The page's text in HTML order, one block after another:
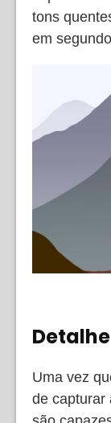
tons
em
Detalhe
Uma vez
de capturar